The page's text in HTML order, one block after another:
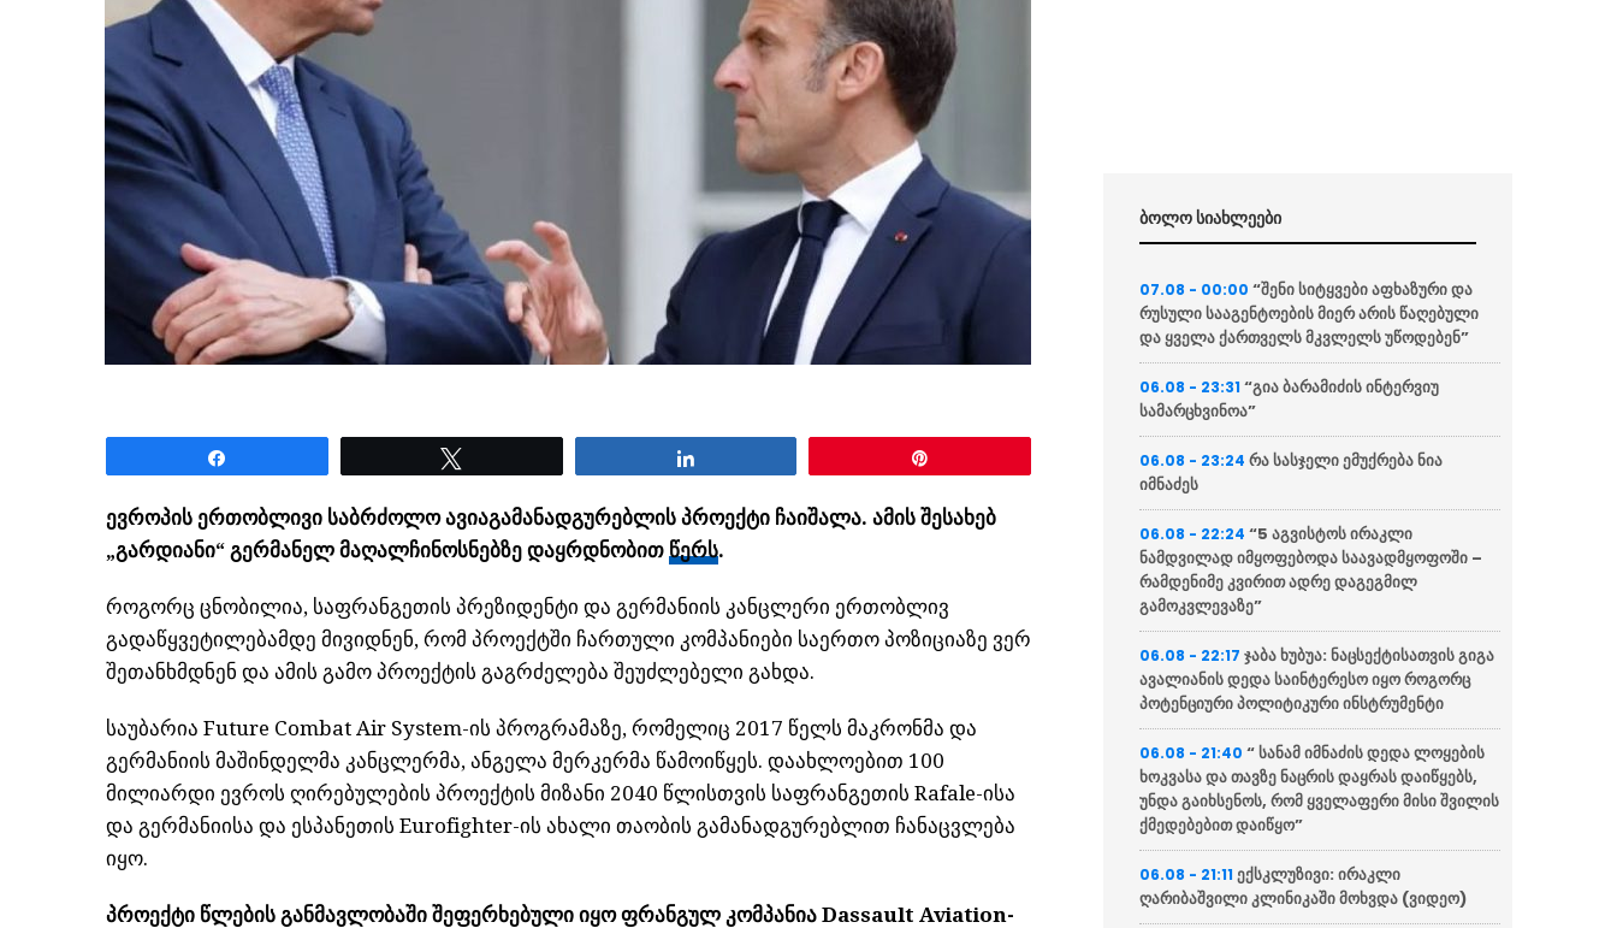
ევროპის ერთობლივი საბრძოლო ავიაგამანადგურებლის პროექტი ჩაიშალა. ამის შესახებ
„გარდიანი“ გერმანელ მაღალჩინოსნებზე დაყრდნობით წერს.
როგორც ცნობილია, საფრანგეთის პრეზიდენტი და გერმანიის კანცლერი ერთობლივ
გადაწყვეტილებამდე მივიდნენ, რომ პროექტში ჩართული კომპანიები საერთო პოზიციაზე ვერ
შეთანხმდნენ და ამის გამო პროექტის გაგრძელება შეუძლებელი გახდა.
საუბარია Future Combat Air System-ის პროგრამაზე, რომელიც 2017 წელს მაკრონმა და
გერმანიის მაშინდელმა კანცლერმა, ანგელა მერკერმა წამოიწყეს. დაახლოებით 100
მილიარდი ევროს ღირებულების პროექტის მიზანი 2040 წლისთვის საფრანგეთის Rafale-ისა
და გერმანიისა და ესპანეთის Eurofighter-ის ახალი თაობის გამანადგურებლით ჩანაცვლება
იყო.
პროექტი წლების განმავლობაში შეფერხებული იყო ფრანგულ კომპანია Dassault Aviation-
ბოლო სიახლეები
07.08 - 00:00“შენი სიტყვები აფხაზური და
რუსული სააგენტოების მიერ არის წაღებული
და ყველა ქართველს მკვლელს უწოდებენ”
06.08 - 23:31“გია ბარამიძის ინტერვიუ
სამარცხვინოა”
06.08 - 23:24რა სასჯელი ემუქრება ნია
იმნაძეს
06.08 - 22:24“5 აგვისტოს ირაკლი
ნამდვილად იმყოფებოდა საავადმყოფოში –
რამდენიმე კვირით ადრე დაგეგმილ
გამოკვლევაზე”
06.08 - 22:17ჯაბა ხუბუა: ნაცსექტისათვის გიგა
ავალიანის დედა საინტერესო იყო როგორც
პოტენციური პოლიტიკური ინსტრუმენტი
06.08 - 21:40“ სანამ იმნაძის დედა ლოყების
ხოკვასა და თავზე ნაცრის დაყრას დაიწყებს,
უნდა გაიხსენოს, რომ ყველაფერი მისი შვილის
ქმედებებით დაიწყო”
06.08 - 21:11ექსკლუზივი: ირაკლი
ღარიბაშვილი კლინიკაში მოხვდა (ვიდეო)